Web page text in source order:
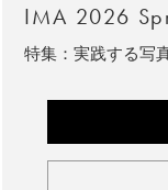
IMA 2026
特集：実践する写